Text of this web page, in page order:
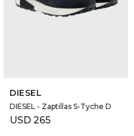
DIESEL
DIESEL - Zaptillas S-Tyche D
USD 265